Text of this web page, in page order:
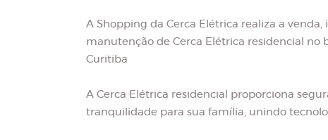
A Shopping da Cerca Elétrica realiza a venda,
manutenção de Cerca Elétrica residencial no
Curitiba
A Cerca Elétrica residencial proporciona
tranquilidade para sua família, unindo